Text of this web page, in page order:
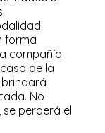
forma
compañía
de la
No
perderá el